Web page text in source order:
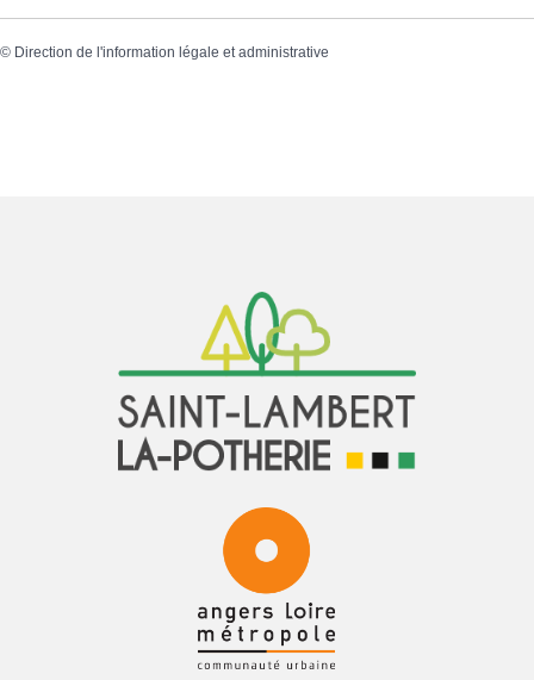
© Direction de l'information légale et administrative